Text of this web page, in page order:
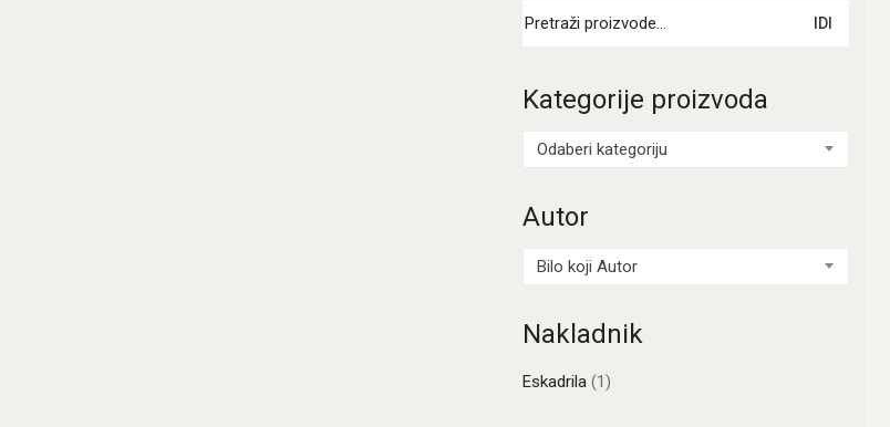
IDI
Kategorije proizvoda
Odaberi kategoriju
Autor
Bilo koji Autor
Nakladnik
Eskadrila (1)